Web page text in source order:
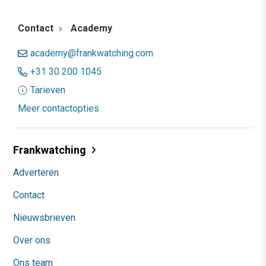
Contact Academy
academy@frankwatching.com
+31 30 200 1045
Tarieven
Meer contactopties
Frankwatching
Adverteren
Contact
Nieuwsbrieven
Over ons
Ons team